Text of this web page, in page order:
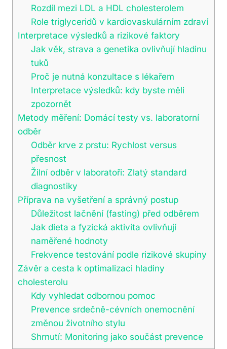
Rozdíl mezi LDL a HDL cholesterolem
Role triglyceridů v kardiovaskulárním zdraví
Interpretace výsledků a rizikové faktory
Jak věk, strava a genetika ovlivňují hladinu
tuků
Proč je nutná konzultace s lékařem
Interpretace výsledků: kdy byste měli
zpozornět
Metody měření: Domácí testy vs. laboratorní
odběr
Odběr krve z prstu: Rychlost versus
přesnost
Žilní odběr v laboratoři: Zlatý standard
diagnostiky
Příprava na vyšetření a správný postup
Důležitost lačnění (fasting) před odběrem
Jak dieta a fyzická aktivita ovlivňují
naměřené hodnoty
Frekvence testování podle rizikové skupiny
Závěr a cesta k optimalizaci hladiny
cholesterolu
Kdy vyhledat odbornou pomoc
Prevence srdečně-cévních onemocnění
změnou životního stylu
Shrnutí: Monitoring jako součást prevence